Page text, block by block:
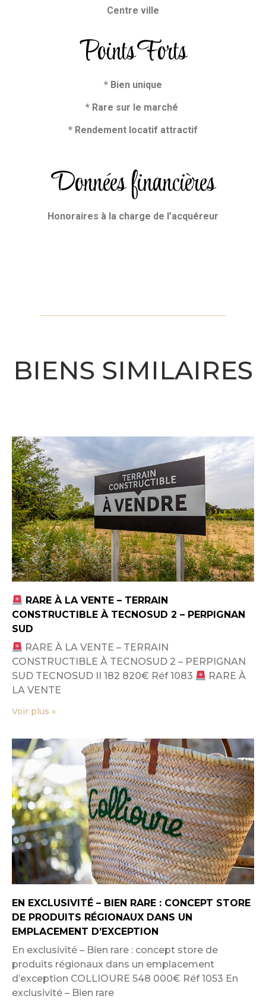
Centre ville
Points Forts
* Bien unique
* Rare sur le marché
* Rendement locatif attractif
Données financières
Honoraires à la charge de l’acquéreur
BIENS SIMILAIRES
RARE À LA VENTE – TERRAIN
CONSTRUCTIBLE À TECNOSUD 2 – PERPIGNAN
SUD
RARE À LA VENTE – TERRAIN
CONSTRUCTIBLE À TECNOSUD 2 – PERPIGNAN
SUD TECNOSUD II 182 820€ Réf 1083
RARE À
LA VENTE
Voir plus »
EN EXCLUSIVITÉ – BIEN RARE : CONCEPT STORE
DE PRODUITS RÉGIONAUX DANS UN
EMPLACEMENT D’EXCEPTION
En exclusivité – Bien rare : concept store de
produits régionaux dans un emplacement
d’exception COLLIOURE 548 000€ Réf 1053 En
exclusivité – Bien rare